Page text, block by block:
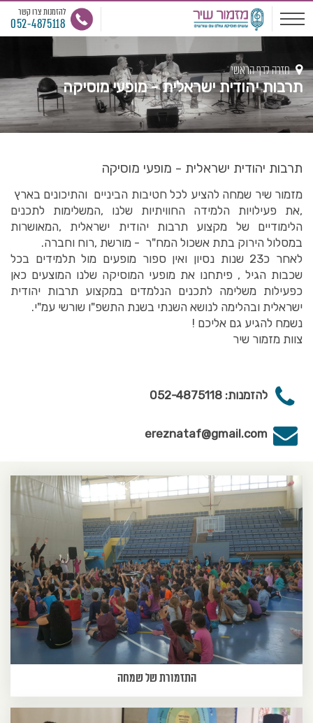
להזמנות צרו קשר
052-4875118
חזרה לדף הראשי
תרבות יהודית ישראלית - מופעי מוסיקה
תרבות יהודית ישראלית - מופעי מוסיקה
מזמור שיר שמחה להציע לכל חטיבות הביניים והתיכונים בארץ
,את פעילויות הלמידה החוויתיות שלנו ,המשלימות לתכנים
הלימודיים של מקצוע תרבות יהודית ישראלית ,המאושרות
במסלול הירוק בתת אשכול המח"ר - מורשת ,רוח וחברה.
לאחר כ23 שנות נסיון ואין ספור מופעים מול תלמידים בכל
שכבות הגיל , פיתחנו את מופעי המוסיקה שלנו המוצעים כאן
כפעילות משלימה לתכנים הנלמדים במקצוע תרבות יהודית
ישראלית ובהלימה לנושא השנתי בשנת התשפ"ו שורשי עמ"י.
נשמח להגיע גם אליכם !
צוות מזמור שיר
להזמנות: 052-4875118
ereznataf@gmail.com
התזמורת של שמחה